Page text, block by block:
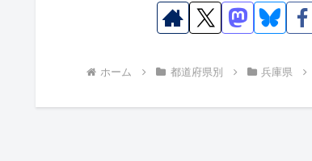
ホーム 都道府県別 兵庫県